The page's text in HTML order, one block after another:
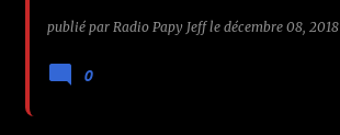
publié par Radio Papy Jeff le décembre 08, 2018
0